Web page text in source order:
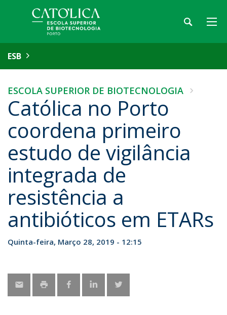
ESB
ESCOLA SUPERIOR DE BIOTECNOLOGIA
Católica no Porto
coordena primeiro
estudo de vigilância
integrada de
resistência a
antibióticos em ETARs
Quinta-feira, Março 28, 2019 - 12:15